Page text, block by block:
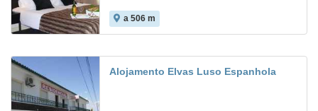
a 506 m
Alojamento Elvas Luso Espanhola